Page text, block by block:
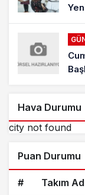
Hava Durumu
city not found
Puan Durumu
# Takım